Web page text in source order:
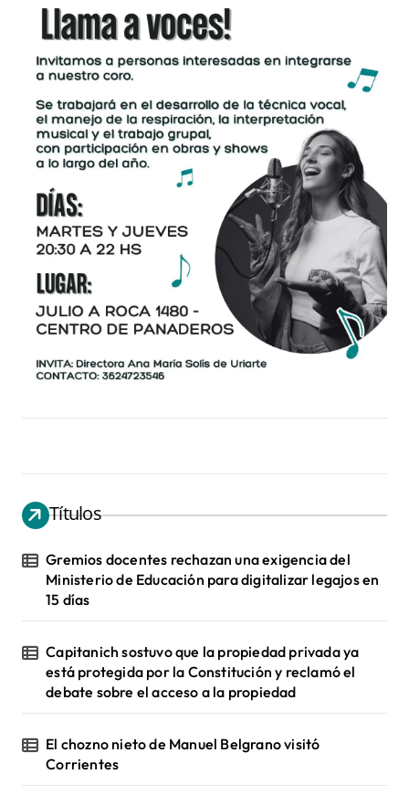
Títulos
Gremios docentes rechazan una exigencia del
Ministerio de Educación para digitalizar legajos en
15 días
Capitanich sostuvo que la propiedad privada ya
está protegida por la Constitución y reclamó el
debate sobre el acceso a la propiedad
El chozno nieto de Manuel Belgrano visitó
Corrientes